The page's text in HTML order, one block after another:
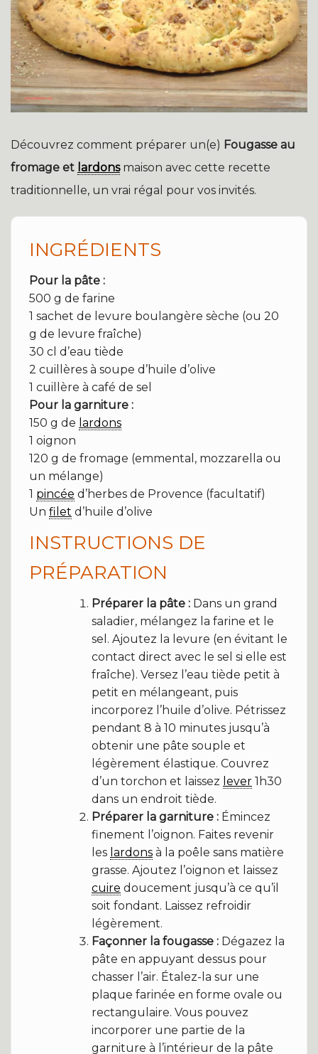
Découvrez comment préparer un(e) Fougasse au
fromage et lardonsmaison avec cette recette
traditionnelle, un vrai régal pour vos invités.
INGRÉDIENTS
Pour la pâte :
500 g de farine
1 sachet de levure boulangère sèche (ou 20
g de levure fraîche)
30 cl d’eau tiède
2 cuillères à soupe d’huile d’olive
1 cuillère à café de sel
Pour la garniture :
150 g de lardons
1 oignon
120 g de fromage (emmental, mozzarella ou
un mélange)
1 pincée d’herbes de Provence (facultatif)
Un filet d’huile d’olive
INSTRUCTIONS DE
PRÉPARATION
Préparer la pâte : Dans un grand
saladier, mélangez la farine et le
sel. Ajoutez la levure (en évitant le
contact direct avec le sel si elle est
fraîche). Versez l’eau tiède petit à
petit en mélangeant, puis
incorporez l’huile d’olive. Pétrissez
pendant 8 à 10 minutes jusqu’à
obtenir une pâte souple et
légèrement élastique. Couvrez
d’un torchon et laissez lever 1h30
dans un endroit tiède.
Préparer la garniture : Émincez
finement l’oignon. Faites revenir
les lardons à la poêle sans matière
grasse. Ajoutez l’oignon et laissez
cuire doucement jusqu’à ce qu’il
soit fondant. Laissez refroidir
légèrement.
Façonner la fougasse : Dégazez la
pâte en appuyant dessus pour
chasser l’air. Étalez-la sur une
plaque farinée en forme ovale ou
rectangulaire. Vous pouvez
incorporer une partie de la
garniture à l’intérieur de la pâte